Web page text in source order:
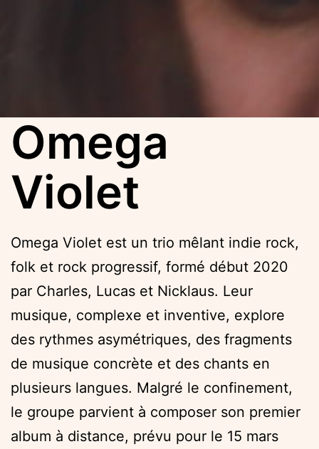
Omega
Violet
Omega Violet est un trio mêlant indie rock,
folk et rock progressif, formé début 2020
par Charles, Lucas et Nicklaus. Leur
musique, complexe et inventive, explore
des rythmes asymétriques, des fragments
de musique concrète et des chants en
plusieurs langues. Malgré le confinement,
le groupe parvient à composer son premier
album à distance, prévu pour le 15 mars